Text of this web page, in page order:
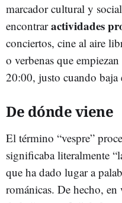
marcador cultural y
encontraractividades
conciertos, cine al aire
o verbenas que
20:00, justo cuando baja
De dónde viene
El término “vespre”
significaba literalmente
que ha dado lugar a
románicas. De hecho,